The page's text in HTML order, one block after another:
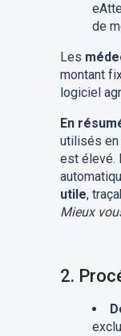
de
Les
montant
logiciel
En
utilisés en
est élevé.
utile,
Mieux
2.